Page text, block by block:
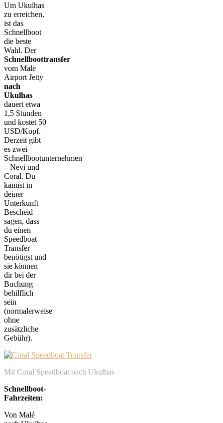
Um Ukulhas
zu erreichen,
ist das
Schnellboot
die beste
Wahl. Der
Schnellboottransfer
vom Male
Airport Jetty
nach
Ukulhas
dauert etwa
1,5 Stunden
und kostet 50
USD/Kopf.
Derzeit gibt
es zwei
Schnellbootunternehmen
– Nevi und
Coral. Du
kannst in
deiner
Unterkunft
Bescheid
sagen, dass
du einen
Speedboat
Transfer
benötigst und
sie können
dir bei der
Buchung
behilflich
sein
(normalerweise
ohne
zusätzliche
Gebühr).
Mit Coral Speedboat nach Ukulhas
Schnellboot-
Fahrzeiten:
Von Malé